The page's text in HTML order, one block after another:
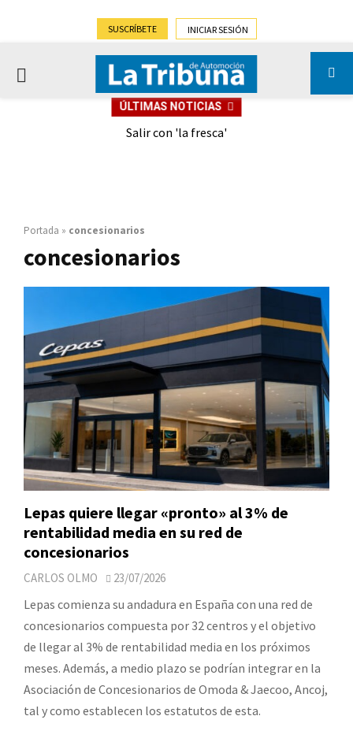
SUSCRÍBETE INICIAR SESIÓN
PRIMARY
ÚLTIMAS NOTICIAS
Salir con 'la fresca'
Portada » concesionarios
concesionarios
Lepas quiere llegar «pronto» al 3% de
rentabilidad media en su red de
concesionarios
CARLOS OLMO 23/07/2026
Lepas comienza su andadura en España con una red de
concesionarios compuesta por 32 centros y el objetivo
de llegar al 3% de rentabilidad media en los próximos
meses. Además, a medio plazo se podrían integrar en la
Asociación de Concesionarios de Omoda & Jaecoo, Ancoj,
tal y como establecen los estatutos de esta.